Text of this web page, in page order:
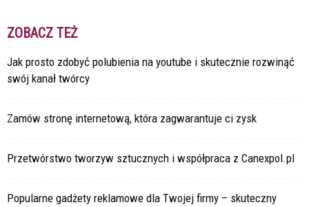
ZOBACZ TEŻ
Jak prosto zdobyć polubienia na youtube i skutecznie rozwinąć
swój kanał twórcy
Zamów stronę internetową, która zagwarantuje ci zysk
Przetwórstwo tworzyw sztucznych i współpraca z Canexpol.pl
Popularne gadżety reklamowe dla Twojej firmy – skuteczny